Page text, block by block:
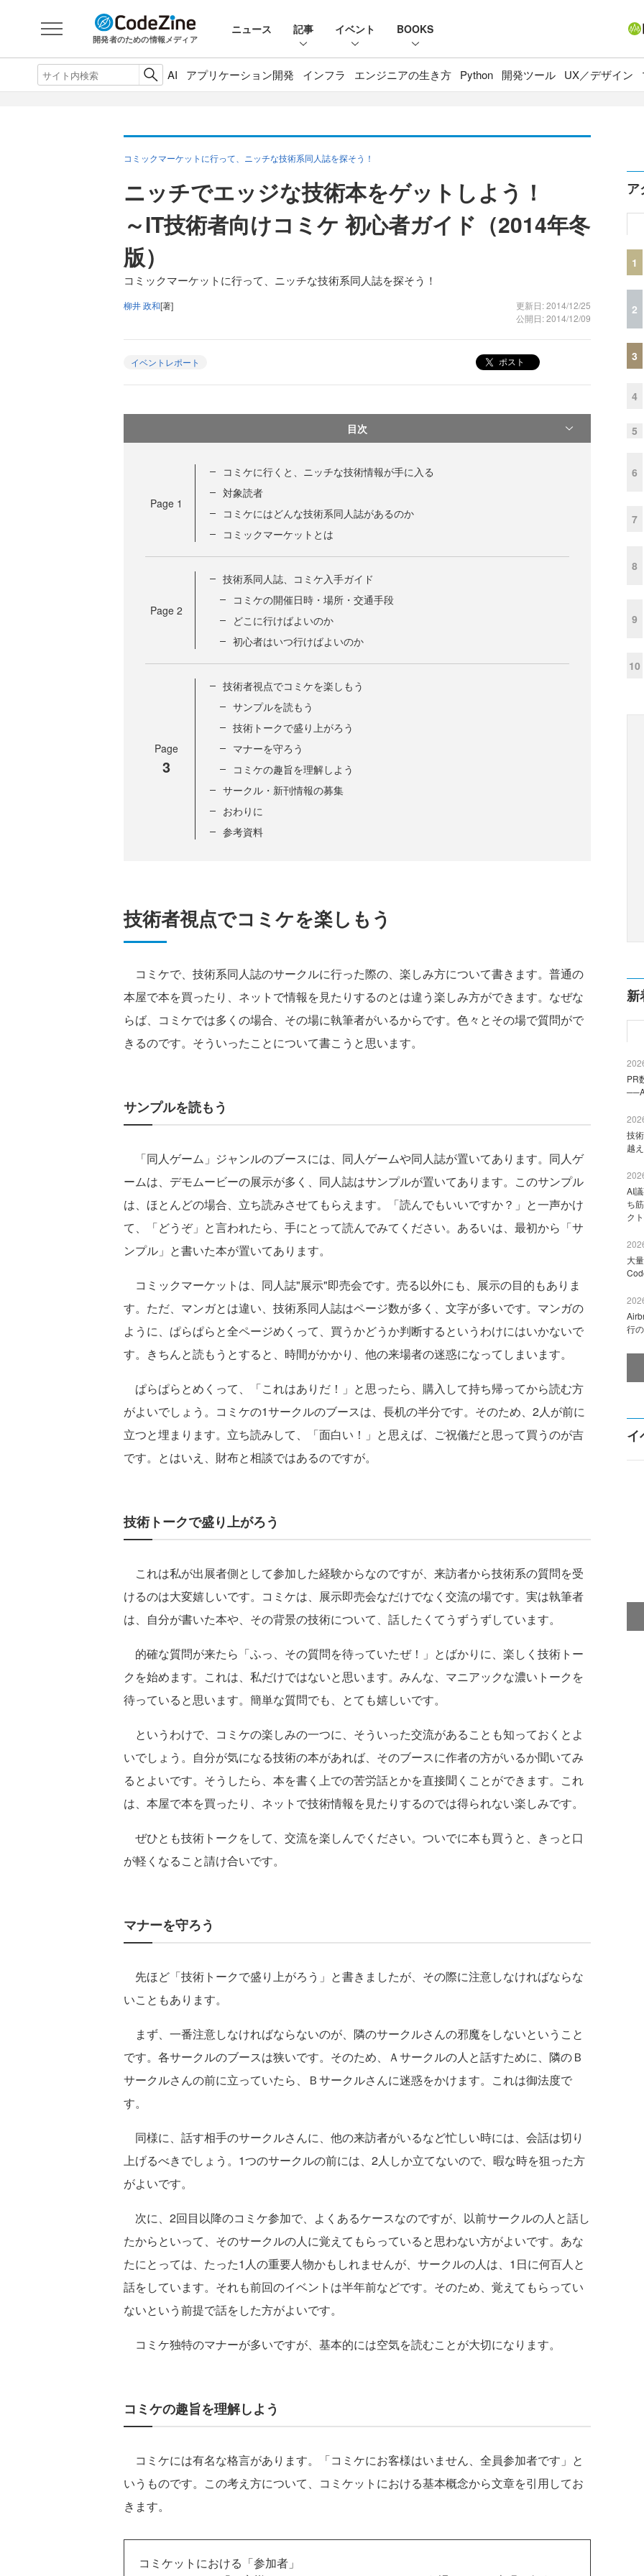
開発者のための情報メディア
ニュース 記事 イベント BOOKS
AI アプリケーション開発 インフラ エンジニアの生き方 Python 開発ツール UX／デザイン
コミックマーケットに行って、ニッチな技術系同人誌を探そう！
ニッチでエッジな技術本をゲットしよう！
～IT技術者向けコミケ 初心者ガイド（2014年冬
版）
コミックマーケットに行って、ニッチな技術系同人誌を探そう！
柳井 政和[著]
更新日: 2014/12/25
公開日: 2014/12/09
イベントレポート ポスト
目次
Page 1
コミケに行くと、ニッチな技術情報が手に入る
対象読者
コミケにはどんな技術系同人誌があるのか
コミックマーケットとは
Page 2
技術系同人誌、コミケ入手ガイド
コミケの開催日時・場所・交通手段
どこに行けばよいのか
初心者はいつ行けばよいのか
Page
3
技術者視点でコミケを楽しもう
サンプルを読もう
技術トークで盛り上がろう
マナーを守ろう
コミケの趣旨を理解しよう
サークル・新刊情報の募集
おわりに
参考資料
技術者視点でコミケを楽しもう
コミケで、技術系同人誌のサークルに行った際の、楽しみ方について書きます。普通の
本屋で本を買ったり、ネットで情報を見たりするのとは違う楽しみ方ができます。なぜな
らば、コミケでは多くの場合、その場に執筆者がいるからです。色々とその場で質問がで
きるのです。そういったことについて書こうと思います。
サンプルを読もう
「同人ゲーム」ジャンルのブースには、同人ゲームや同人誌が置いてあります。同人ゲ
ームは、デモムービーの展示が多く、同人誌はサンプルが置いてあります。このサンプル
は、ほとんどの場合、立ち読みさせてもらえます。「読んでもいいですか？」と一声かけ
て、「どうぞ」と言われたら、手にとって読んでみてください。あるいは、最初から「サ
ンプル」と書いた本が置いてあります。
コミックマーケットは、同人誌"展示"即売会です。売る以外にも、展示の目的もありま
す。ただ、マンガとは違い、技術系同人誌はページ数が多く、文字が多いです。マンガの
ように、ぱらぱらと全ページめくって、買うかどうか判断するというわけにはいかないで
す。きちんと読もうとすると、時間がかかり、他の来場者の迷惑になってしまいます。
ぱらぱらとめくって、「これはありだ！」と思ったら、購入して持ち帰ってから読む方
がよいでしょう。コミケの1サークルのブースは、長机の半分です。そのため、2人が前に
立つと埋まります。立ち読みして、「面白い！」と思えば、ご祝儀だと思って買うのが吉
です。とはいえ、財布と相談ではあるのですが。
技術トークで盛り上がろう
これは私が出展者側として参加した経験からなのですが、来訪者から技術系の質問を受
けるのは大変嬉しいです。コミケは、展示即売会なだけでなく交流の場です。実は執筆者
は、自分が書いた本や、その背景の技術について、話したくてうずうずしています。
的確な質問が来たら「ふっ、その質問を待っていたぜ！」とばかりに、楽しく技術トー
クを始めます。これは、私だけではないと思います。みんな、マニアックな濃いトークを
待っていると思います。簡単な質問でも、とても嬉しいです。
というわけで、コミケの楽しみの一つに、そういった交流があることも知っておくとよ
いでしょう。自分が気になる技術の本があれば、そのブースに作者の方がいるか聞いてみ
るとよいです。そうしたら、本を書く上での苦労話とかを直接聞くことができます。これ
は、本屋で本を買ったり、ネットで技術情報を見たりするのでは得られない楽しみです。
ぜひとも技術トークをして、交流を楽しんでください。ついでに本も買うと、きっと口
が軽くなること請け合いです。
マナーを守ろう
先ほど「技術トークで盛り上がろう」と書きましたが、その際に注意しなければならな
いこともあります。
まず、一番注意しなければならないのが、隣のサークルさんの邪魔をしないということ
です。各サークルのブースは狭いです。そのため、Ａサークルの人と話すために、隣のＢ
サークルさんの前に立っていたら、Ｂサークルさんに迷惑をかけます。これは御法度で
す。
同様に、話す相手のサークルさんに、他の来訪者がいるなど忙しい時には、会話は切り
上げるべきでしょう。1つのサークルの前には、2人しか立てないので、暇な時を狙った方
がよいです。
次に、2回目以降のコミケ参加で、よくあるケースなのですが、以前サークルの人と話し
たからといって、そのサークルの人に覚えてもらっていると思わない方がよいです。あな
たにとっては、たった1人の重要人物かもしれませんが、サークルの人は、1日に何百人と
話をしています。それも前回のイベントは半年前などです。そのため、覚えてもらってい
ないという前提で話をした方がよいです。
コミケ独特のマナーが多いですが、基本的には空気を読むことが大切になります。
コミケの趣旨を理解しよう
コミケには有名な格言があります。「コミケにお客様はいません、全員参加者です」と
いうものです。この考え方について、コミケットにおける基本概念から文章を引用してお
きます。
コミケットにおける「参加者」
ア
1
2
3
4
5
6
7
8
9
10
新
PR
技
越
AI
ち
ク
大
行
イ